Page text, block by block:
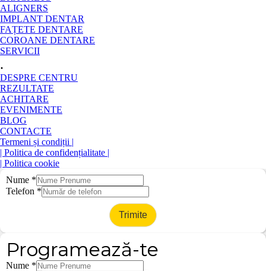
ALIGNERS
IMPLANT DENTAR
FAȚETE DENTARE
COROANE DENTARE
SERVICII
.
DESPRE CENTRU
REZULTATE
ACHITARE
EVENIMENTE
BLOG
CONTACTE
Termeni și condiții |
| Politica de confidențialitate |
| Politica cookie
Nume *
Telefon *
Trimite
Programează-te
Nume *